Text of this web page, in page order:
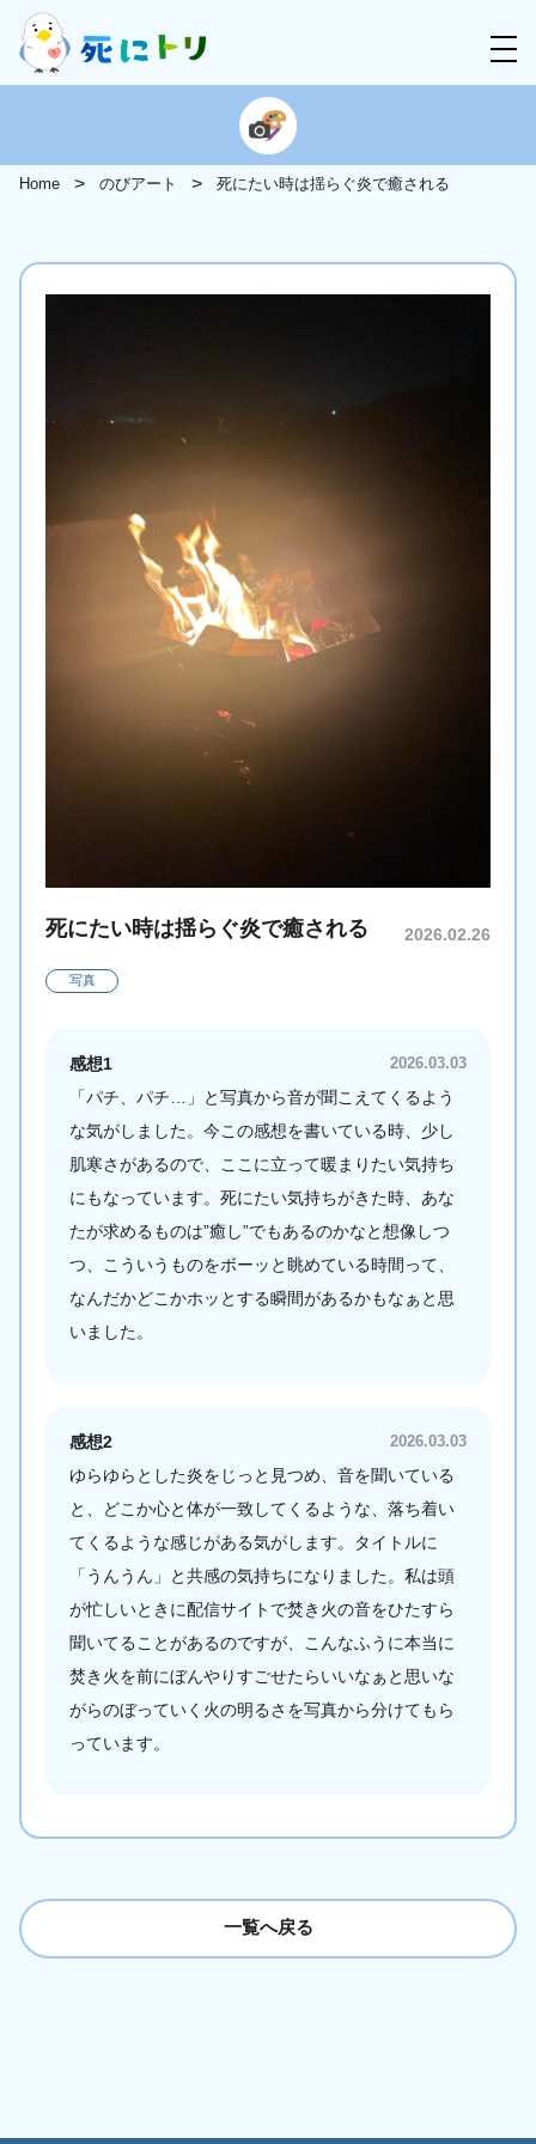
Home のびアート 死にたい時は揺らぐ炎で癒される
死にたい時は揺らぐ炎で癒される 2026.02.26
写真
感想1 2026.03.03
「パチ、パチ…」と写真から音が聞こえてくるよう
な気がしました。今この感想を書いている時、少し
肌寒さがあるので、ここに立って暖まりたい気持ち
にもなっています。死にたい気持ちがきた時、あな
たが求めるものは”癒し”でもあるのかなと想像しつ
つ、こういうものをボーッと眺めている時間って、
なんだかどこかホッとする瞬間があるかもなぁと思
いました。
感想2 2026.03.03
ゆらゆらとした炎をじっと見つめ、音を聞いている
と、どこか心と体が一致してくるような、落ち着い
てくるような感じがある気がします。タイトルに
「うんうん」と共感の気持ちになりました。私は頭
が忙しいときに配信サイトで焚き火の音をひたすら
聞いてることがあるのですが、こんなふうに本当に
焚き火を前にぼんやりすごせたらいいなぁと思いな
がらのぼっていく火の明るさを写真から分けてもら
っています。
一覧へ戻る